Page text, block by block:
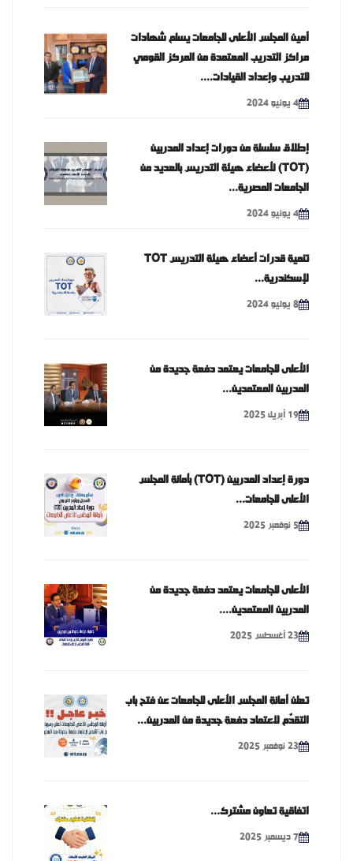
أمين المجلس الأعلى للجامعات يسلم شهادات
مراكز التدريب المعتمدة من المركز القومي
للتدريب وإعداد القيادات....
4 يونيو 2024
إطلاق سلسلة من دورات إعداد المدربين
(TOT) لأعضاء هيئة التدريس بالعديد من
الجامعات المصرية...
4 يونيو 2024
تنمية قدرات أعضاء هيئة التدريس TOT
لإسكندرية...
8 يوليو 2024
الأعلى للجامعات يعتمد دفعة جديدة من
المدربين المعتمدين...
19 أبريل 2025
دورة إعداد المدربين (TOT) بأمانة المجلس
الأعلى للجامعات...
5 نوفمبر 2025
الأعلى للجامعات يعتمد دفعة جديدة من
المدربين المعتمدين....
23 أغسطس 2025
تعلن أمانة المجلس الأعلى للجامعات عن فتح باب
التقدّم لاعتماد دفعة جديدة من المدربين...
23 نوفمبر 2025
اتفاقية تعاون مشترك...
7 ديسمبر 2025